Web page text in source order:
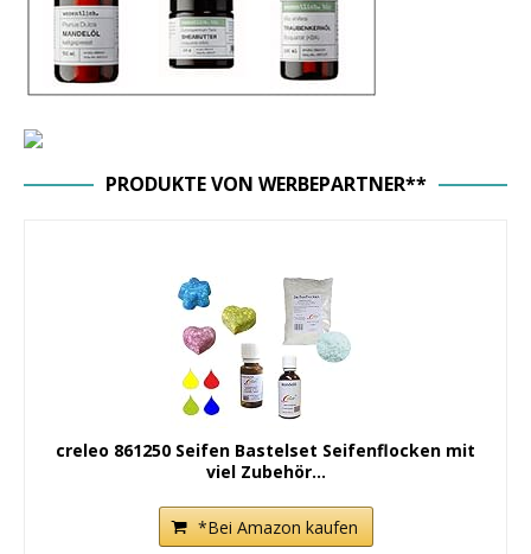
PRODUKTE VON WERBEPARTNER**
creleo 861250 Seifen Bastelset Seifenflocken mit
viel Zubehör...
*Bei Amazon kaufen